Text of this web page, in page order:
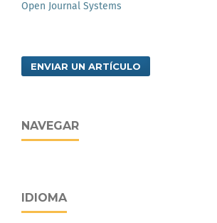
Open Journal Systems
ENVIAR UN ARTÍCULO
NAVEGAR
IDIOMA